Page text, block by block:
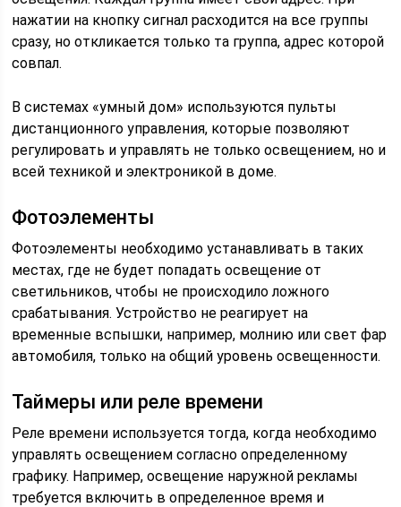
нажатии на кнопку сигнал расходится на все группы
сразу, но откликается только та группа, адрес которой
совпал.
В системах «умный дом» используются пульты
дистанционного управления, которые позволяют
регулировать и управлять не только освещением, но и
всей техникой и электроникой в доме.
Фотоэлементы
Фотоэлементы необходимо устанавливать в таких
местах, где не будет попадать освещение от
светильников, чтобы не происходило ложного
срабатывания. Устройство не реагирует на
временные вспышки, например, молнию или свет фар
автомобиля, только на общий уровень освещенности.
Таймеры или реле времени
Реле времени используется тогда, когда необходимо
управлять освещением согласно определенному
графику. Например, освещение наружной рекламы
требуется включить в определенное время и